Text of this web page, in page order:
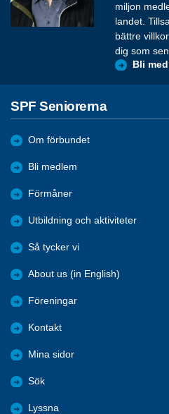
miljon
landet.
bättre
dig som
Bli
SPF Seniorerna
Om förbundet
Bli medlem
Förmåner
Utbildning och aktiviteter
Så tycker vi
About us (in English)
Föreningar
Kontakt
Mina sidor
Sök
Lyssna